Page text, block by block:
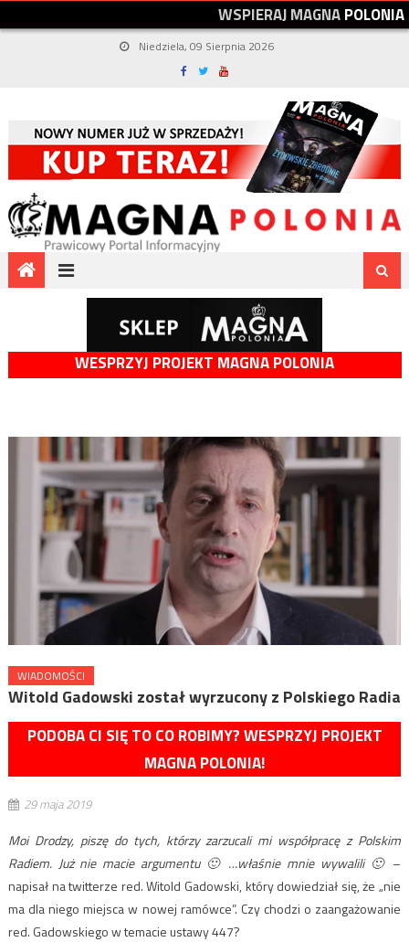
WSPIERAJMAGNAPOLONIA
Niedziela, 09 Sierpnia 2026
WESPRZYJ PROJEKT MAGNA POLONIA
WIADOMOŚCI
Witold Gadowski został wyrzucony z Polskiego Radia
PODOBA CI SIĘ TO CO ROBIMY? WESPRZYJ PROJEKT
MAGNA POLONIA!
29 maja 2019
Moi Drodzy, piszę do tych, którzy zarzucali mi współpracę z Polskim
Radiem. Już nie macie argumentu 🙂 …właśnie mnie wywalili 🙂 –
napisał na twitterze red. Witold Gadowski, który dowiedział się, że „nie
ma dla niego miejsca w nowej ramówce”. Czy chodzi o zaangażowanie
red. Gadowskiego w temacie ustawy 447?